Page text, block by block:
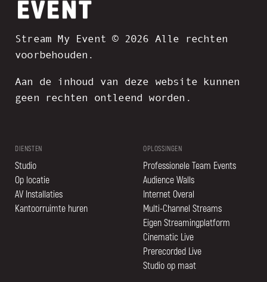
Stream My Event © 2026 Alle rechten
voorbehouden.
Aan de inhoud van deze website kunnen
geen rechten ontleend worden.
DIENSTEN
Studio
Op locatie
AV Installaties
Kantoorruimte huren
OPLOSSINGEN
Professionele Team Events
Audience Walls
Internet Overal
Multi-Channel Streams
Eigen Streamingplatform
Cinematic Live
Prerecorded Live
Studio op maat